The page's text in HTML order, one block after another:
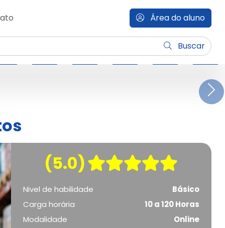
Área do aluno
Buscar
(5.0)
Nivel de habilidade
Básico
Carga horária
10 a 120 Horas
Modalidade
Online